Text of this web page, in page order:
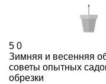
5 0
Зимняя и весенняя
советы опытных
обрезки